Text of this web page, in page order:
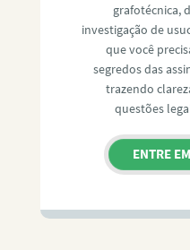
grafotécnica,
investigação de
que você
segredos das
trazendo
questões
ENTRE